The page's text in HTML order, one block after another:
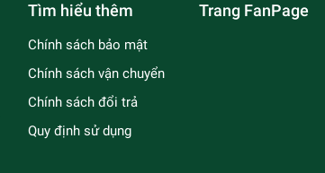
Tìm hiểu thêm
Chính sách bảo mật
Chính sách vận chuyển
Chính sách đổi trả
Quy định sử dụng
Trang FanPage